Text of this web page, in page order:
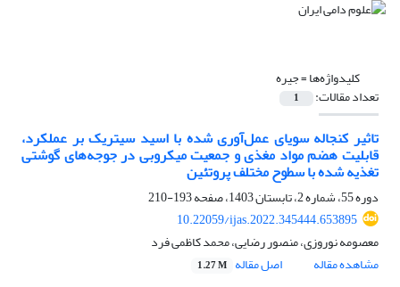
کلیدواژه‌ها =جیره
تعداد مقالات: 1
تاثیر کنجاله سویای عمل‌آوری شده با اسید سیتریک بر عملکرد،
قابلیت هضم مواد مغذی و جمعیت میکروبی در جوجه‌های گوشتی
تغذیه شده با سطوح مختلف پروتئین
دوره 55، شماره 2، تابستان 1403، صفحه
193-210
10.22059/ijas.2022.345444.653895
معصومه نوروزی، منصور رضایی، محمد کاظمی فرد
مشاهده مقاله
اصل مقاله 1.27 M